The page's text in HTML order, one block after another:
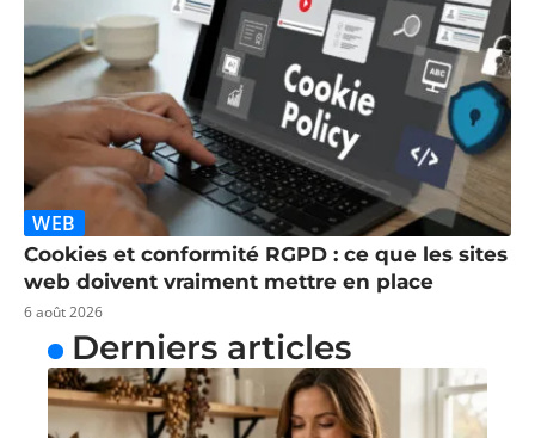
WEB
Cookies et conformité RGPD : ce que les sites
web doivent vraiment mettre en place
6 août 2026
Derniers articles